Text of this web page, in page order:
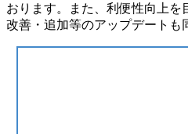
おります。また、利便性向上
改善・追加等のアップデートも